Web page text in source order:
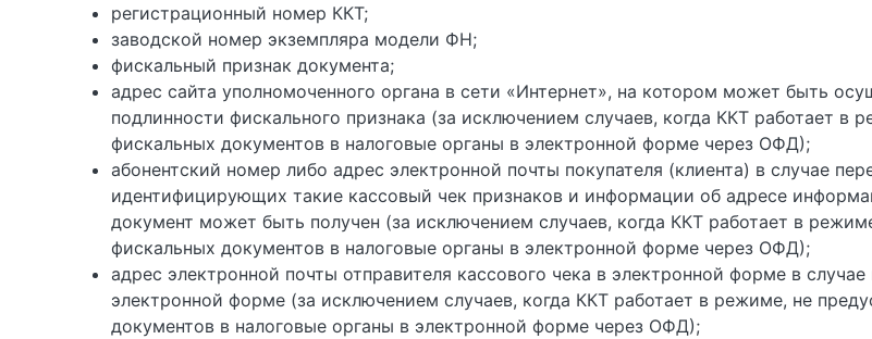
регистрационный номер ККТ;
заводской номер экземпляра модели ФН;
фискальный признак документа;
адрес сайта уполномоченного органа в сети «Интернет», на котором может быть
подлинности фискального признака (за исключением случаев, когда ККТ работает
фискальных документов в налоговые органы в электронной форме через ОФД);
абонентский номер либо адрес электронной почты покупателя (клиента) в случае
идентифицирующих такие кассовый чек признаков и информации об адресе
документ может быть получен (за исключением случаев, когда ККТ работает в
фискальных документов в налоговые органы в электронной форме через ОФД);
адрес электронной почты отправителя кассового чека в электронной форме в
электронной форме (за исключением случаев, когда ККТ работает в режиме, не
документов в налоговые органы в электронной форме через ОФД);